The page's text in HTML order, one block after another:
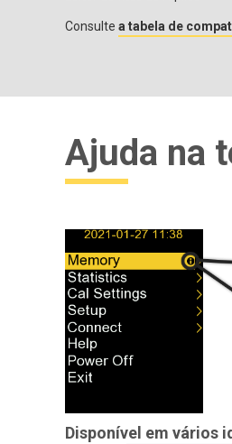
Consulte a tabela de
Ajuda na
Disponível em vários